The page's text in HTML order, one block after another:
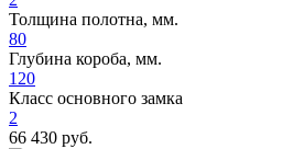
Толщина полотна, мм.
80
Глубина короба, мм.
120
Класс основного замка
2
66 430 руб.